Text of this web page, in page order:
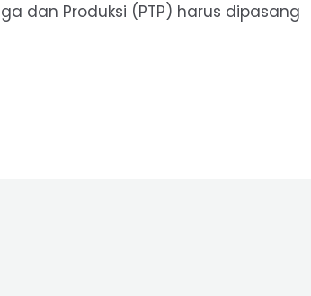
dan Produksi (PTP) harus dipasang